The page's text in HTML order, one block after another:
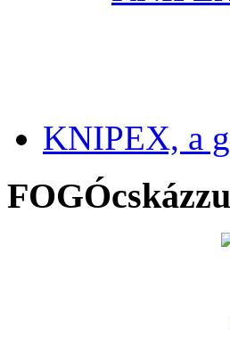
KNIPEX, a